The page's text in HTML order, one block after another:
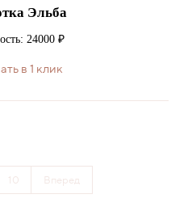
Эльба
24000 ₽
в 1 клик
10 Вперед